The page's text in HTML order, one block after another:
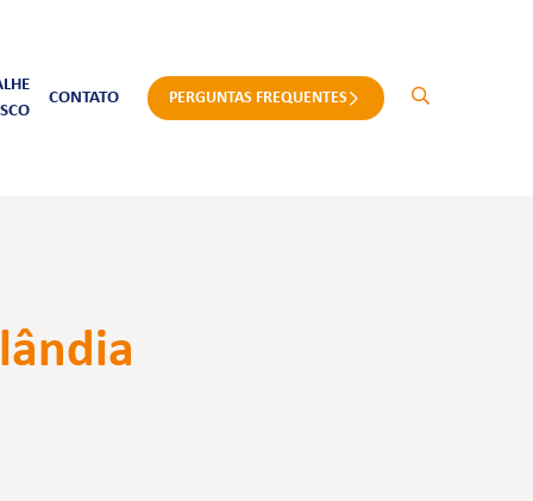
CONTATO PERGUNTAS FREQUENTES